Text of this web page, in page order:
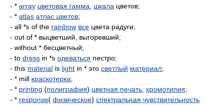
- * array цветовая гамма шкала цветов;
- * atlas атлас цветов;
- all *s of the rainbow все цвета радуги;
- out of * выцветший, выгоревший;
- without * бесцветный;
- to dress in *s одеваться пестро;
- this material is light in * это светлый материал;
- * mill краскотерка;
- * printing (полиграфия) цветная печать хромотипия;
- * response( физическое) спектральная чувствительность